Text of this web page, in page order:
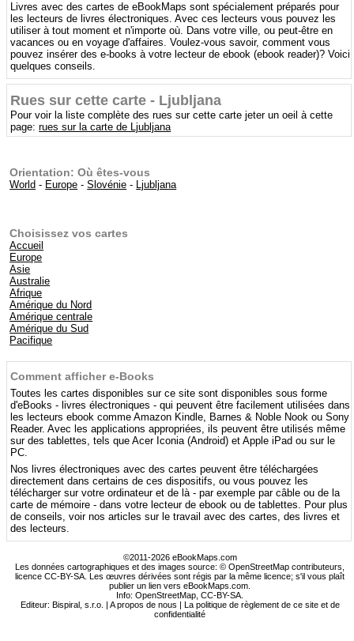
Livres avec des cartes de eBookMaps sont spécialement préparés pour
les lecteurs de livres électroniques. Avec ces lecteurs vous pouvez les
utiliser à tout moment et n'importe où. Dans votre ville, ou peut-être en
vacances ou en voyage d'affaires. Voulez-vous savoir, comment vous
pouvez insérer des e-books à votre lecteur de ebook (ebook reader)? Voici
quelques conseils.
Rues sur cette carte - Ljubljana
Pour voir la liste complète des rues sur cette carte jeter un oeil à cette
page:rues sur la carte de Ljubljana
Orientation: Où êtes-vous
World - Europe -Slovénie - Ljubljana
Choisissez vos cartes
Accueil
Europe
Asie
Australie
Afrique
Amérique du Nord
Amérique centrale
Amérique du Sud
Pacifique
Comment afficher e-Books
Toutes les cartes disponibles sur ce site sont disponibles sous forme
d'eBooks - livres électroniques - qui peuvent être facilement utilisées dans
les lecteurs ebook comme Amazon Kindle, Barnes & Noble Nook ou Sony
Reader. Avec les applications appropriées, ils peuvent être utilisés même
sur des tablettes, tels que Acer Iconia (Android) et Apple iPad ou sur le
PC.
Nos livres électroniques avec des cartes peuvent être téléchargées
directement dans certains de ces dispositifs, ou vous pouvez les
télécharger sur votre ordinateur et de là - par exemple par câble ou de la
carte de mémoire - dans votre lecteur de ebook ou de tablettes. Pour plus
de conseils, voir nos articles sur le travail avec des cartes, des livres et
des lecteurs.
©2011-2026 eBookMaps.com
Les données cartographiques et des images source: © OpenStreetMap contributeurs,
licence CC-BY-SA. Les œuvres dérivées sont régis par la même licence; s'il vous plaît
publier un lien vers eBookMaps.com.
Info:OpenStreetMap ,CC-BY-SA
Editeur: Bispiral, s.r.o. | A propos de nous | La politique de règlement de ce site et de
confidentialité